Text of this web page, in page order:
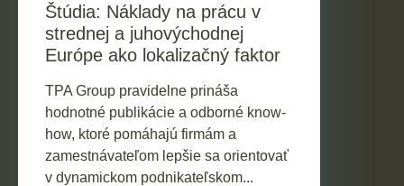
Štúdia: Náklady na prácu v
strednej a juhovýchodnej
Európe ako lokalizačný faktor
TPA Group pravidelne prináša
hodnotné publikácie a odborné know-
how, ktoré pomáhajú firmám a
zamestnávateľom lepšie sa orientovať
v dynamickom podnikateľskom...